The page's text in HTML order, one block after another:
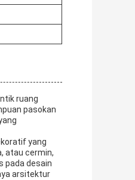
ruang
pasokan
yang
atau cermin,
pada desain
arsitektur